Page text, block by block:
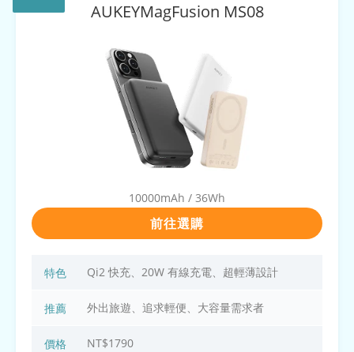
AUKEYMagFusion MS08
10000mAh / 36Wh
特色 Qi2 快充、20W 有線充電、超輕薄設計
推薦 外出旅遊、追求輕便、大容量需求者
價格 NT$1790
前往選購